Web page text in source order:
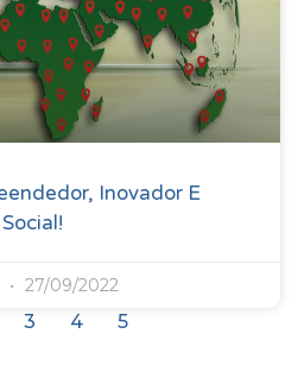
Inovador E
Social!
27/09/2022
3 4 5